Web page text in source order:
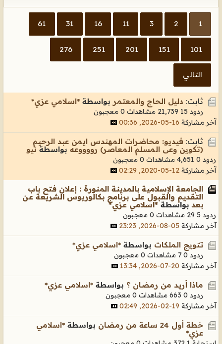
1
2
3
11
16
31
61
101
151
201
251
276
التالي
ثابت: دليل الحاج والمعتمر بواسطة *اسلامي عزي*
ردود 15 21,739 مشاهدات
0 معجبون
آخر مشاركة 16-05-2026, 00:36
ثابت: فيديو: محاضرات المهندس ايمن عبد الرحيم
(تكوين وعى المسلم المعاصر) رووووعه بواسطة نيو
ردود 0 4,651 مشاهدات
0 معجبون
آخر مشاركة 12-05-2020, 02:29
الجامعة الإسلامية بالمدينة المنورة : إعلان فتح باب
التقديم والقبول على برنامج بكالوريوس الشريعة عن
بعد بواسطة*اسلامي عزي*
ردود 5 29 مشاهدات
0 معجبون
آخر مشاركة 05-08-2026, 23:23
تتويج الملكات بواسطة *اسلامي عزي*
ردود 0 7 مشاهدات
0 معجبون
آخر مشاركة 20-07-2026, 13:34
ماذا أريد من رمضان ؟ بواسطة *اسلامي عزي*
ردود 0 663 مشاهدات
0 معجبون
آخر مشاركة 19-02-2026, 02:49
خطة أول 24 ساعة من رمضان بواسطة *اسلامي
عزي*